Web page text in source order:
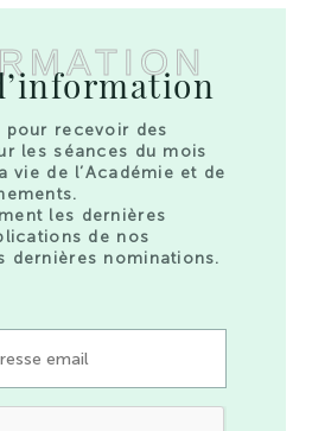
recevoir des
les séances du mois
vie de l’Académie et de
les dernières
de nos
dernières nominations.